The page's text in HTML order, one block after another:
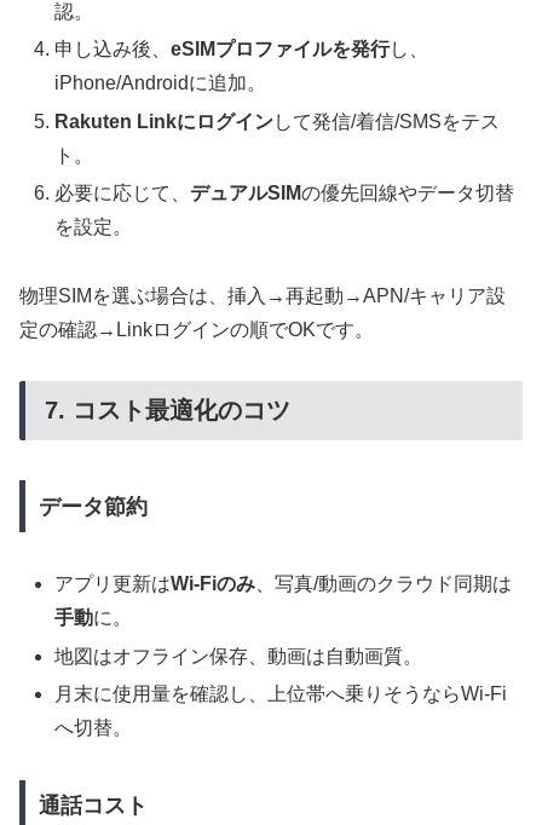
認。
申し込み後、eSIMプロファイルを発行し、
iPhone/Androidに追加。
Rakuten Linkにログインして発信/着信/SMSをテス
ト。
必要に応じて、 デュアルSIMの優先回線やデータ切替
を設定。
物理SIMを選ぶ場合は、挿入→再起動→APN/キャリア設
定の確認→Linkログインの順でOKです。
7. コスト最適化のコツ
データ節約
アプリ更新はWi-Fiのみ、写真/動画のクラウド同期は
手動に。
地図はオフライン保存、動画は自動画質。
月末に使用量を確認し、上位帯へ乗りそうならWi-Fi
へ切替。
通話コスト